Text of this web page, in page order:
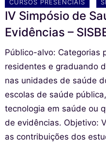
CURSOS PRESENCIAIS
IV Simpósio de
Evidências –
Público-alvo: Categorias
residentes e graduando
nas unidades de saúde
escolas de saúde
tecnologia em saúde ou
de evidências. Objetivo:
as contribuições dos